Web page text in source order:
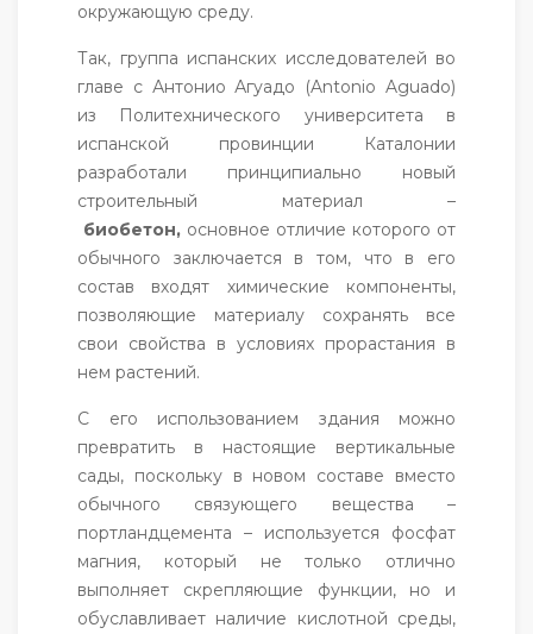
окружающую среду.
Так, группа испанских исследователей во
главе с Антонио Агуадо (Antonio Aguado)
из Политехнического университета в
испанской провинции Каталонии
разработали принципиально новый
строительный материал –
биобетон, основное отличие которого от
обычного заключается в том, что в его
состав входят химические компоненты,
позволяющие материалу сохранять все
свои свойства в условиях прорастания в
нем растений.
С его использованием здания можно
превратить в настоящие вертикальные
сады, поскольку в новом составе вместо
обычного связующего вещества –
портландцемента – используется фосфат
магния, который не только отлично
выполняет скрепляющие функции, но и
обуславливает наличие кислотной среды,